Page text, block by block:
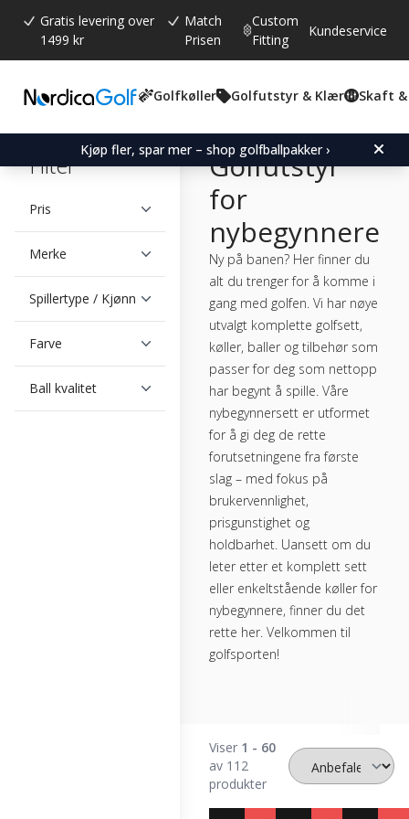
Gratis levering over
1499 kr
Match
Prisen
Custom
Fitting
Kundeservice
Golfkøller Golfutstyr & Klær Skaft &
Kjøp fler, spar mer – shop golfballpakker ›
Filter
Pris
Merke
Spillertype / Kjønn
Farve
Ball kvalitet
Golfutstyr
for
nybegynnere
Ny på banen? Her finner du
alt du trenger for å komme i
gang med golfen. Vi har nøye
utvalgt komplette golfsett,
køller, baller og tilbehør som
passer for deg som nettopp
har begynt å spille. Våre
nybegynnersett er utformet
for å gi deg de rette
forutsetningene fra første
slag – med fokus på
brukervennlighet,
prisgunstighet og
holdbarhet. Uansett om du
leter etter et komplett sett
eller enkeltstående køller for
nybegynnere, finner du det
rette her. Velkommen til
golfsporten!
Viser 1 - 60
av 112
produkter